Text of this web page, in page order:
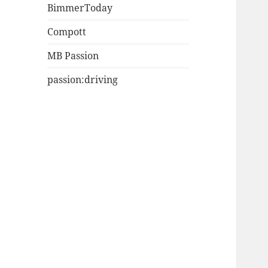
BimmerToday
Compott
MB Passion
passion:driving